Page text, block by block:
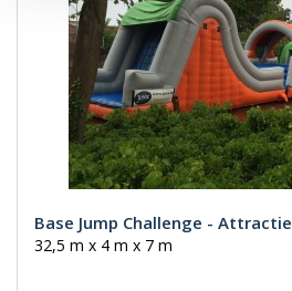
Base Jump Challenge - Attractie
32,5 m x 4 m x 7 m